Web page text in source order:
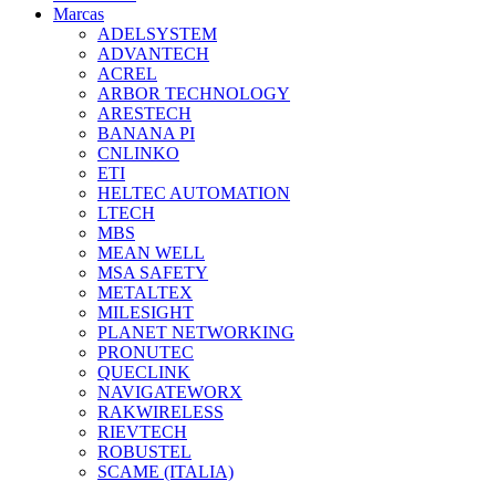
Marcas
ADELSYSTEM
ADVANTECH
ACREL
ARBOR TECHNOLOGY
ARESTECH
BANANA PI
CNLINKO
ETI
HELTEC AUTOMATION
LTECH
MBS
MEAN WELL
MSA SAFETY
METALTEX
MILESIGHT
PLANET NETWORKING
PRONUTEC
QUECLINK
NAVIGATEWORX
RAKWIRELESS
RIEVTECH
ROBUSTEL
SCAME (ITALIA)